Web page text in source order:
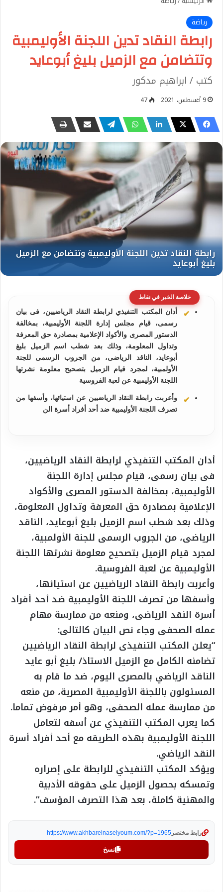
رياضة
رابطة النقاد تدين اللجنة الأوليمبية
وتتضامن مع الزميل بليغ أبوعايد
كتب / ابراهيم مدكور
9 أغسطس، 2021 47
خلاصة الخبر في نقاط
أدان المكتب التنفيذي لرابطة النقاد الرياضيين، فى بيان
رسمى، قيام مجلس إدارة اللجنة الأوليمبية، بمخالفة
الدستور المصرى والأكواد الإعلامية بمصادرة حق المعرفة
وتداول المعلومة، وذلك بعد شطب اسم الزميل بليغ
أبوعايد، الناقد الرياضى، من الجروب الرسمى للجنة
الأولمبية، لمجرد قيام الزميل بتصحيح معلومة نشرتها
اللجنة الأوليمبية عن لعبة الفروسية
وأعربت رابطة النقاد الرياضيين عن استيائها، وأسفها من
تصرف اللجنة الأوليمبية ضد أحد أفراد أسرة الن
أدان المكتب التنفيذي لرابطة النقاد الرياضيين،
فى بيان رسمى، قيام مجلس إدارة اللجنة
الأوليمبية، بمخالفة الدستور المصرى والأكواد
الإعلامية بمصادرة حق المعرفة وتداول المعلومة،
وذلك بعد شطب اسم الزميل بليغ أبوعايد، الناقد
الرياضى، من الجروب الرسمى للجنة الأولمبية،
لمجرد قيام الزميل بتصحيح معلومة نشرتها اللجنة
الأوليمبية عن لعبة الفروسية.
وأعربت رابطة النقاد الرياضيين عن استيائها،
وأسفها من تصرف اللجنة الأوليمبية ضد أحد أفراد
أسرة النقد الرياضى، ومنعه من ممارسة مهام
عمله الصحفى وجاء نص البيان كالتالى:
“يعلن المكتب التنفيذى لرابطة النقاد الرياضيين
تضامنه الكامل مع الزميل الاستاذ/ بليغ أبو عايد
الناقد الرياضي بالمصرى اليوم، ضد ما قام به
المسئولون باللجنة الأوليمبية المصرية، من منعه
من ممارسة عمله الصحفى، وهو أمر مرفوض تماما.
كما يعرب المكتب التنفيذي عن أسفه لتعامل
اللجنة الأوليمبية بهذه الطريقه مع أحد أفراد أسرة
النقد الرياضي.
ويؤكد المكتب التنفيذي للرابطة على إصراره
وتمسكه بحصول الزميل على حقوقه الأدبية
والمهنية كاملة، بعد هذا التصرف المؤسف”.
رابط مختصر https://www.akhbarelnaselyoum.com/?p=1965
نسخ